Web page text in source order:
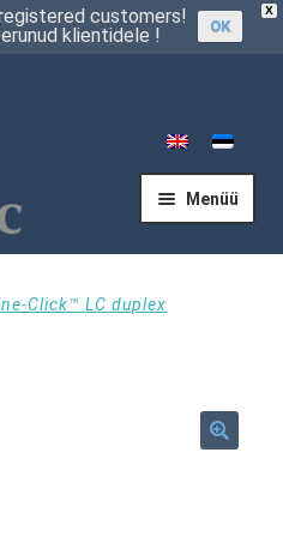
X
customers!
klientidele !
OK
Menüü
Click™ LC duplex